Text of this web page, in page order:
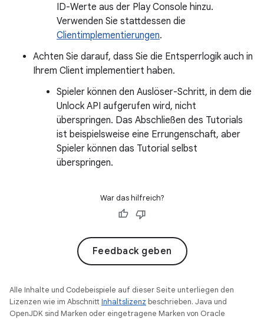
ID-Werte aus der Play Console hinzu.
Verwenden Sie stattdessen die
Clientimplementierungen.
Achten Sie darauf, dass Sie die Entsperrlogik auch in
Ihrem Client implementiert haben.
Spieler können den Auslöser-Schritt, in dem die
Unlock API aufgerufen wird, nicht
überspringen. Das Abschließen des Tutorials
ist beispielsweise eine Errungenschaft, aber
Spieler können das Tutorial selbst
überspringen.
War das hilfreich?
Feedback geben
Alle Inhalte und Codebeispiele auf dieser Seite unterliegen den
Lizenzen wie im AbschnittInhaltslizenz beschrieben. Java und
OpenJDK sind Marken oder eingetragene Marken von Oracle